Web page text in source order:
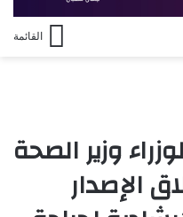
القائمة
وزير الصحة
الإصدار